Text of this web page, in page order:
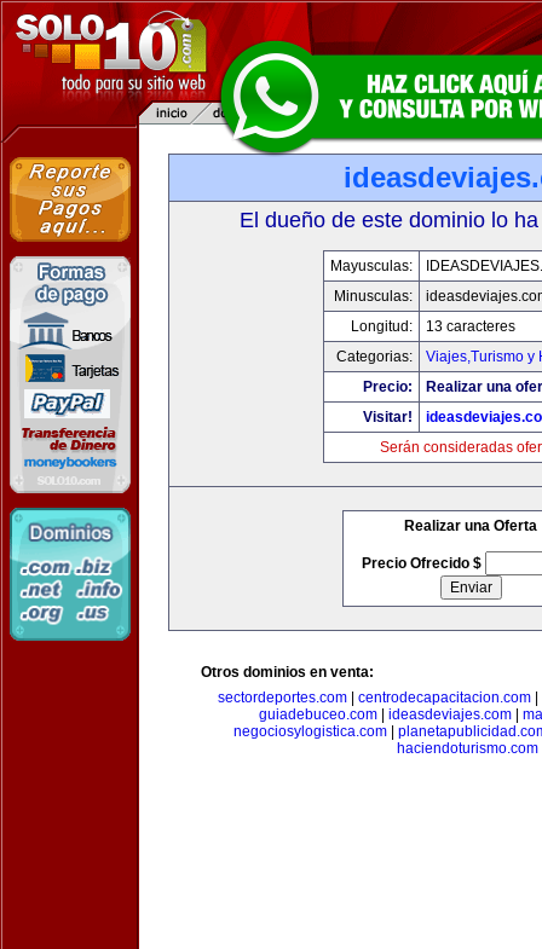
El dueño de este dominio lo
Mayusculas:
Minusculas:
Longitud:
13 caracteres
Categorias:
Viajes,Turismo y
Precio:
Realizar una
Visitar!
Serán consideradas
Realizar una Oferta
Precio Ofrecido $
Otros dominios en venta:
sectordeportes.com| centrodecapacitacion.com|
guiadebuceo.com
ideasdeviajes.com
negociosylogistica.com|
haciendoturismo.com